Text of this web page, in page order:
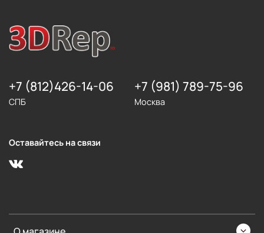
+7 (812)426-14-06
СПБ
+7 (981) 789-75-96
Москва
Оставайтесь на связи